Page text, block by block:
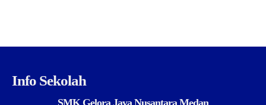
Info Sekolah
SMK Gelora Jaya Nusantara Medan